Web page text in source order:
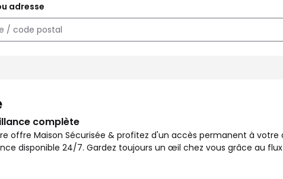
adresse
complète
offre Maison Sécurisée & profitez d'un accès permanent à
disponible 24/7. Gardez toujours un œil chez vous grâce au
et surveiller votre logement en toutes circonstances, disponible